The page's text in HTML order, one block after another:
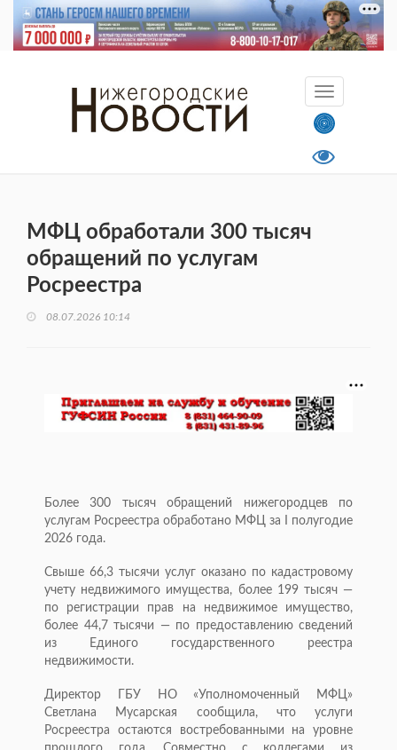
МФЦ обработали 300 тысяч
обращений по услугам
Росреестра
08.07.2026 10:14
Более 300 тысяч обращений нижегородцев по
услугам Росреестра обработано МФЦ за I полугодие
2026 года.
Свыше 66,3 тысячи услуг оказано по кадастровому
учету недвижимого имущества, более 199 тысяч —
по регистрации прав на недвижимое имущество,
более 44,7 тысячи — по предоставлению сведений
из Единого государственного реестра
недвижимости.
Директор ГБУ НО «Уполномоченный МФЦ»
Светлана Мусарская сообщила, что услуги
Росреестра остаются востребованными на уровне